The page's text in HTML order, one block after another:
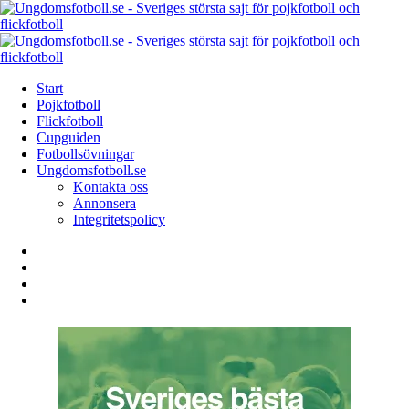
Menu
Search
Menu
Start
Pojkfotboll
Flickfotboll
Cupguiden
Fotbollsövningar
Ungdomsfotboll.se
Kontakta oss
Annonsera
Integritetspolicy